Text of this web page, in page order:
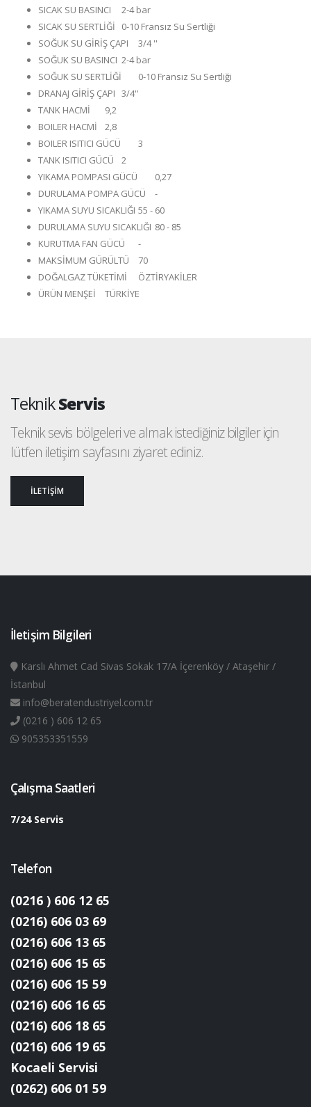
SICAK SU BASINCI
2-4 bar
SICAK SU SERTLİĞİ
0-10 Fransız Su Sertliği
SOĞUK SU GİRİŞ ÇAPI
3/4 ''
SOĞUK SU BASINCI 2-4 bar
SOĞUK SU SERTLİĞİ
0-10 Fransız Su Sertliği
DRANAJ GİRİŞ ÇAPI 3/4''
TANK HACMİ
9,2
BOILER HACMİ
2,8
BOILER ISITICI GÜCÜ
3
TANK ISITICI GÜCÜ
2
YIKAMA POMPASI GÜCÜ
0,27
DURULAMA POMPA GÜCÜ
-
YIKAMA SUYU SICAKLIĞI 55 - 60
DURULAMA SUYU SICAKLIĞI 80 - 85
KURUTMA FAN GÜCÜ
-
MAKSİMUM GÜRÜLTÜ
70
DOĞALGAZ TÜKETİMİ
ÖZTİRYAKİLER
ÜRÜN MENŞEİ
TÜRKİYE
TeknikServis
Teknik sevis bölgeleri ve almak istediğiniz bilgiler için
lütfen iletişim sayfasını ziyaret ediniz.
İLETİŞİM
İletişim Bilgileri
Karslı Ahmet Cad Sivas Sokak 17/A İçerenköy / Ataşehir /
İstanbul
info@beratendustriyel.com.tr
(0216 ) 606 12 65
905353351559
Çalışma Saatleri
7/24 Servis
Telefon
(0216 ) 606 12 65
(0216) 606 03 69
(0216) 606 13 65
(0216) 606 15 65
(0216) 606 15 59
(0216) 606 16 65
(0216) 606 18 65
(0216) 606 19 65
Kocaeli Servisi
(0262) 606 01 59